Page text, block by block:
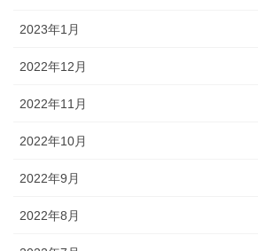
2023年1月
2022年12月
2022年11月
2022年10月
2022年9月
2022年8月